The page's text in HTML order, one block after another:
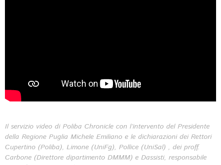
Play
-06:56
Mute Settings
Il servizio video di Poliba Chronicle con l’intervento del Presidente
della Regione Puglia Michele Emiliano e le dichiarazioni dei Rettori
Cupertino (Poliba), Limone (UniFg), Pollice (UniSal) , dei proff.
Carbone (Direttore dipartimento DMMM) e Dassisti, responsabile